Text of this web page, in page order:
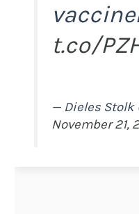
t.co/
— Dieles Stolk
November 21,